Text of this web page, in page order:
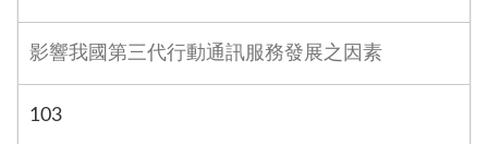
影響我國第三代行動通訊服務發展之因素
103